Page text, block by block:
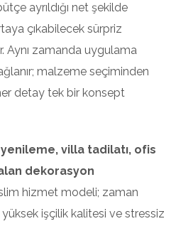
ayrıldığı net şekilde
çıkabilecek sürpriz
Aynı zamanda uygulama
malzeme seçiminden
detay tek bir konsept
villa tadilatı, ofis
dekorasyon
hizmet modeli; zaman
işçilik kalitesi ve stressiz